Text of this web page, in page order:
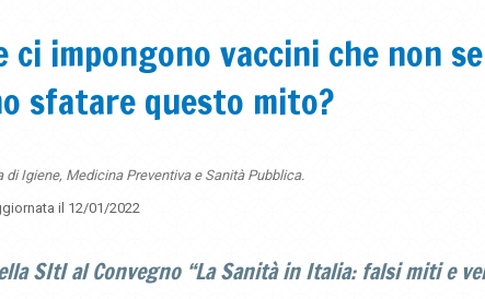
ci impongono vaccini che non
sfatare questo mito?
Igiene, Medicina Preventiva e Sanità Pubblica.
il 12/01/2022
SItI al Convegno “La Sanità in Italia: falsi miti e